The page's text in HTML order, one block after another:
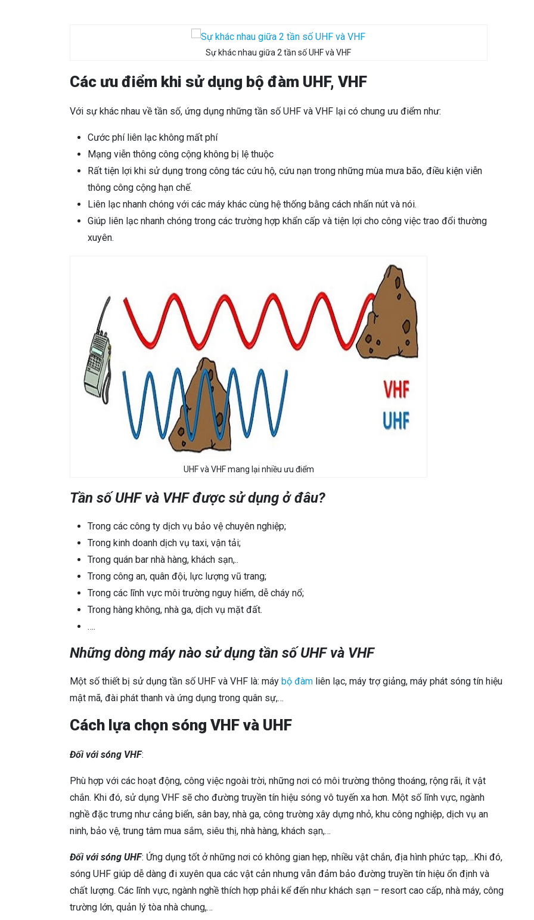
Sự khác nhau giữa 2 tần số UHF và VHF
Các ưu điểm khi sử dụng bộ đàm UHF, VHF
Với sự khác nhau về tần số, ứng dụng những tần số UHF và VHF lại có chung ưu điểm như:
Cước phí liên lạc không mất phí
Mạng viễn thông công cộng không bị lệ thuộc
Rất tiện lợi khi sử dụng trong công tác cứu hộ, cứu nạn trong những mùa mưa bão, điều kiện viễn
thông công cộng hạn chế.
Liên lạc nhanh chóng với các máy khác cùng hệ thống bằng cách nhấn nút và nói.
Giúp liên lạc nhanh chóng trong các trường hợp khẩn cấp và tiện lợi cho công việc trao đổi thường
xuyên.
UHF và VHF mang lại nhiều ưu điểm
Tần số UHF và VHF được sử dụng ở đâu?
Trong các công ty dịch vụ bảo vệ chuyên nghiệp;
Trong kinh doanh dịch vụ taxi, vận tải;
Trong quán bar nhà hàng, khách sạn,..
Trong công an, quân đội, lực lượng vũ trang;
Trong các lĩnh vực môi trường nguy hiểm, dễ cháy nổ;
Trong hàng không, nhà ga, dịch vụ mặt đất.
….
Những dòng máy nào sử dụng tần số UHF và VHF
Một số thiết bị sử dụng tần số UHF và VHF là: máy bộ đàm liên lạc, máy trợ giảng, máy phát sóng tín hiệu
mật mã, đài phát thanh và ứng dụng trong quân sự,…
Cách lựa chọn sóng VHF và UHF
Đối với sóng VHF:
Phù hợp với các hoạt động, công việc ngoài trời, những nơi có môi trường thông thoáng, rộng rãi, ít vật
chắn. Khi đó, sử dụng VHF sẽ cho đường truyền tín hiệu sóng vô tuyến xa hơn. Một số lĩnh vực, ngành
nghề đặc trưng như cảng biển, sân bay, nhà ga, công trường xây dựng nhỏ, khu công nghiệp, dịch vụ an
ninh, bảo vệ, trung tâm mua sắm, siêu thị, nhà hàng, khách sạn,…
Đối với sóng UHF: Ứng dụng tốt ở những nơi có không gian hẹp, nhiều vật chắn, địa hình phức tạp,…Khi đó,
sóng UHF giúp dễ dàng đi xuyên qua các vật cản nhưng vẫn đảm bảo đường truyền tín hiệu ổn định và
chất lượng. Các lĩnh vực, ngành nghề thích hợp phải kể đến như khách sạn – resort cao cấp, nhà máy, công
trường lớn, quản lý tòa nhà chung,…